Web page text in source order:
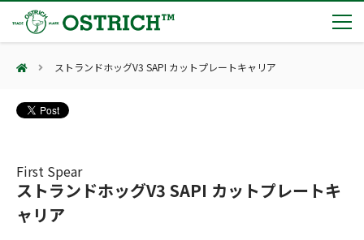
製品カテゴリー
輸血保冷庫
(Bear Avoidance)
防刃対策
(Cut Resistant)
止血・止血キット
夏季休業のお知らせ
日本集中治療医学会 第10回東北支部学術集会 ご来場ありがとうございました！
第7回 地域×Tech東北 ご来場ありがとうございました！
会社案内
ストランドホッグV3 SAPI カットプレートキャリア
First Spear
ストランドホッグV3 SAPI カットプレートキ
ャリア